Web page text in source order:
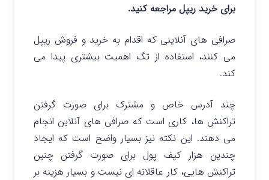
برای خرید ریپل مراجعه کنید.
صرافی های آنلاینی که اقدام به خرید و فروش ریپل
می کنند، استفاده از تگ اهمیت بیشتری پیدا می
کند.
چند آدرس خاص و مشترک برای صورت گرفتن
تراکنش ها، کاری است که صرافی های آنلاین انجام
می دهند. این نکته نیز بسیار واضح است که ایجاد
چندین هزار کیف پول برای صورت گرفتن چنین
تراکنش هایی، کار عاقلانه ای نیست و بسیار هزینه بر